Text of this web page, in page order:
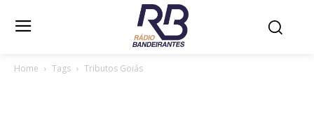
Home Tags Tributos Goiás